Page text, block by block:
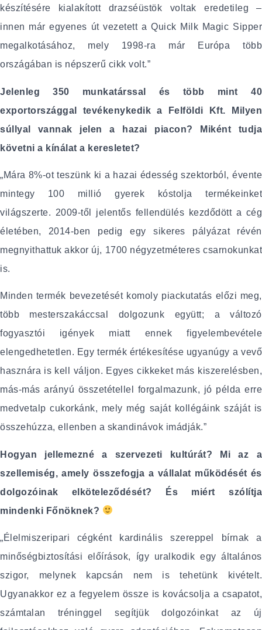
készítésére kialakított drazséüstök voltak eredetileg –
innen már egyenes út vezetett a Quick Milk Magic Sipper
megalkotásához, mely 1998-ra már Európa több
országában is népszerű cikk volt.”
Jelenleg 350 munkatárssal és több mint 40
exportországgal tevékenykedik a Felföldi Kft. Milyen
súllyal vannak jelen a hazai piacon? Miként tudja
követni a kínálat a keresletet?
„Mára 8%-ot teszünk ki a hazai édesség szektorból, évente
mintegy 100 millió gyerek kóstolja termékeinket
világszerte. 2009-től jelentős fellendülés kezdődött a cég
életében, 2014-ben pedig egy sikeres pályázat révén
megnyithattuk akkor új, 1700 négyzetméteres csarnokunkat
is.
Minden termék bevezetését komoly piackutatás előzi meg,
több mesterszakáccsal dolgozunk együtt; a változó
fogyasztói igények miatt ennek figyelembevétele
elengedhetetlen. Egy termék értékesítése ugyanúgy a vevő
hasznára is kell váljon. Egyes cikkeket más kiszerelésben,
más-más arányú összetétellel forgalmazunk, jó példa erre
medvetalp cukorkánk, mely még saját kollégáink száját is
összehúzza, ellenben a skandinávok imádják.”
Hogyan jellemezné a szervezeti kultúrát? Mi az a
szellemiség, amely összefogja a vállalat működését és
dolgozóinak elköteleződését? És miért szólítja
mindenki Főnöknek?
„Élelmiszeripari cégként kardinális szereppel bírnak a
minőségbiztosítási előírások, így uralkodik egy általános
szigor, melynek kapcsán nem is tehetünk kivételt.
Ugyanakkor ez a fegyelem össze is kovácsolja a csapatot,
számtalan tréninggel segítjük dolgozóinkat az új